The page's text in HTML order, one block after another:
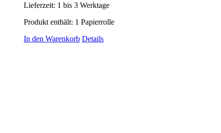
Lieferzeit: 1 bis 3 Werktage
Produkt enthält: 1 Papierrolle
In den Warenkorb Details